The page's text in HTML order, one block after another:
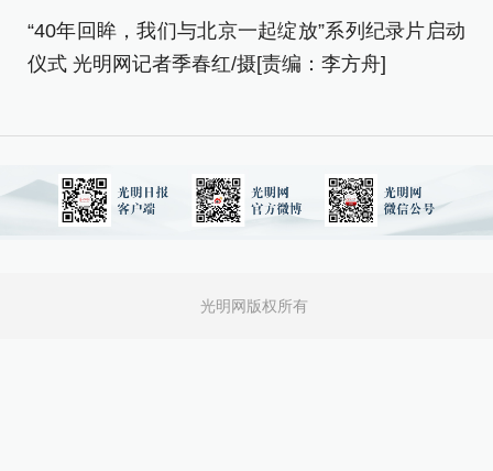
“40年回眸，我们与北京一起绽放”系列纪录片启动
仪式 光明网记者季春红/摄[责编：李方舟]
光明网版权所有